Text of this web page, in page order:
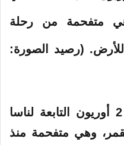
متفحمة من رحلة
(رصيد الصورة:
2 أوريون التابعة لناسا
، وهي متفحمة منذ